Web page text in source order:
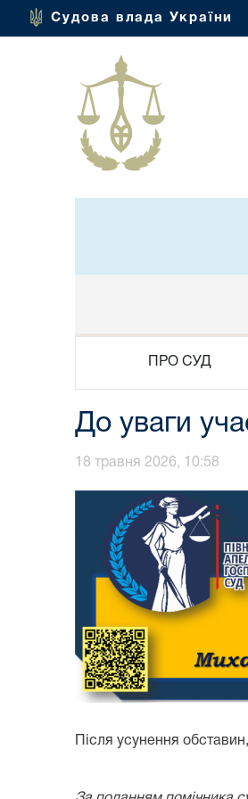
Судова влада України
ПРО СУД
До уваги
18 травня 2026, 10:58
Після усунення